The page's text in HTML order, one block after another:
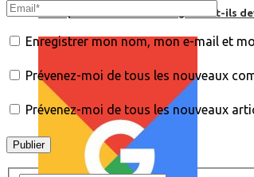
Pourquoi les outils de Google sont-ils
Enregistrer mon nom, mon e-mail et
Prévenez-moi de tous les nouveaux
Prévenez-moi de tous les nouveaux